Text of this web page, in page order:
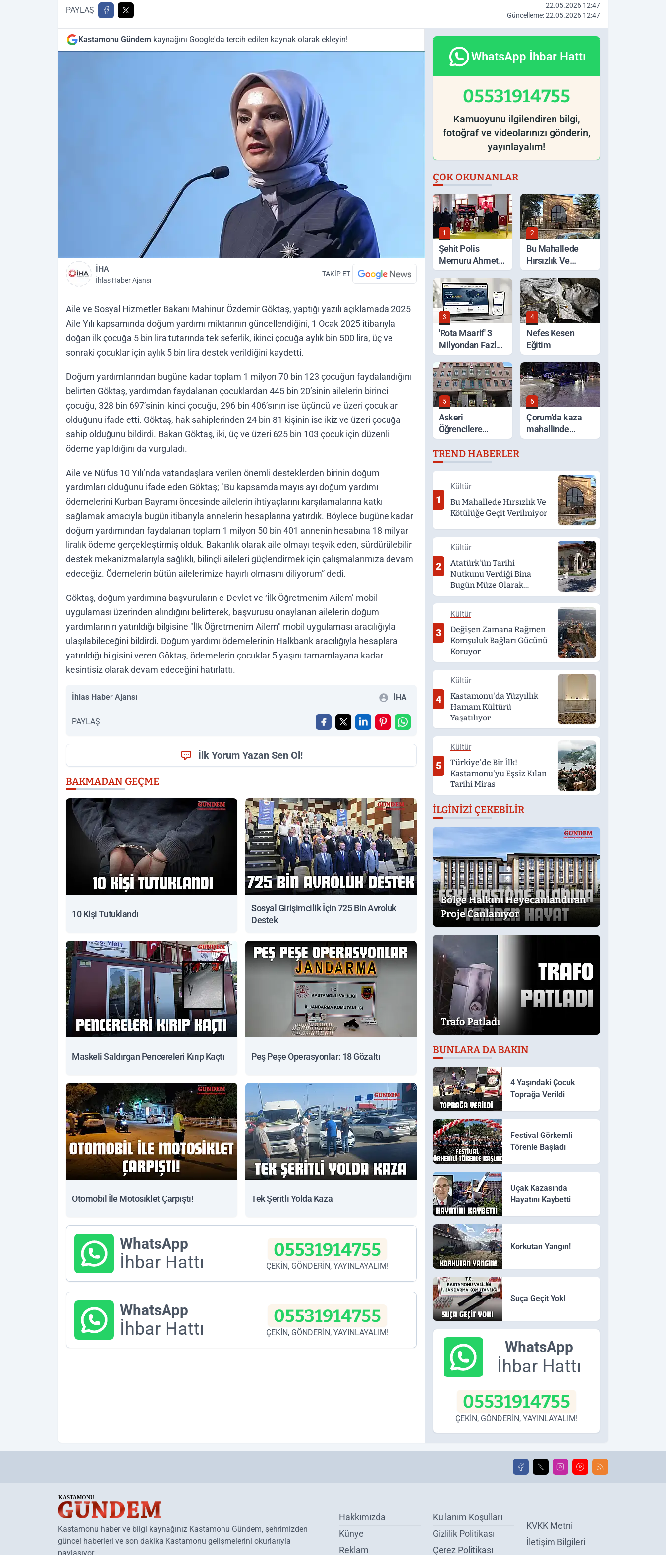
PAYLAŞ
22.05.2026 12:47
Güncelleme: 22.05.2026 12:47
Kastamonu Gündem kaynağını Google'da tercih edilen kaynak olarak ekleyin!
İHA
İhlas Haber Ajansı
TAKİP ET
Aile ve Sosyal Hizmetler Bakanı Mahinur Özdemir Göktaş, yaptığı yazılı açıklamada 2025
Aile Yılı kapsamında doğum yardımı miktarının güncellendiğini, 1 Ocak 2025 itibarıyla
doğan ilk çocuğa 5 bin lira tutarında tek seferlik, ikinci çocuğa aylık bin 500 lira, üç ve
sonraki çocuklar için aylık 5 bin lira destek verildiğini kaydetti.
Doğum yardımlarından bugüne kadar toplam 1 milyon 70 bin 123 çocuğun faydalandığını
belirten Göktaş, yardımdan faydalanan çocuklardan 445 bin 20’sinin ailelerin birinci
çocuğu, 328 bin 697’sinin ikinci çocuğu, 296 bin 406’sının ise üçüncü ve üzeri çocuklar
olduğunu ifade etti. Göktaş, hak sahiplerinden 24 bin 81 kişinin ise ikiz ve üzeri çocuğa
sahip olduğunu bildirdi. Bakan Göktaş, iki, üç ve üzeri 625 bin 103 çocuk için düzenli
ödeme yapıldığını da vurguladı.
Aile ve Nüfus 10 Yılı’nda vatandaşlara verilen önemli desteklerden birinin doğum
yardımları olduğunu ifade eden Göktaş; "Bu kapsamda mayıs ayı doğum yardımı
ödemelerini Kurban Bayramı öncesinde ailelerin ihtiyaçlarını karşılamalarına katkı
sağlamak amacıyla bugün itibarıyla annelerin hesaplarına yatırdık. Böylece bugüne kadar
doğum yardımından faydalanan toplam 1 milyon 50 bin 401 annenin hesabına 18 milyar
liralık ödeme gerçekleştirmiş olduk. Bakanlık olarak aile olmayı teşvik eden, sürdürülebilir
destek mekanizmalarıyla sağlıklı, bilinçli aileleri güçlendirmek için çalışmalarımıza devam
edeceğiz. Ödemelerin bütün ailelerimize hayırlı olmasını diliyorum” dedi.
Göktaş, doğum yardımına başvuruların e-Devlet ve ‘İlk Öğretmenim Ailem’ mobil
uygulaması üzerinden alındığını belirterek, başvurusu onaylanan ailelerin doğum
yardımlarının yatırıldığı bilgisine "İlk Öğretmenim Ailem" mobil uygulaması aracılığıyla
ulaşılabileceğini bildirdi. Doğum yardımı ödemelerinin Halkbank aracılığıyla hesaplara
yatırıldığı bilgisini veren Göktaş, ödemelerin çocuklar 5 yaşını tamamlayana kadar
kesintisiz olarak devam edeceğini hatırlattı.
İhlas Haber Ajansı İHA
PAYLAŞ
İlk Yorum Yazan Sen Ol!
BAKMADAN GEÇME
10 Kişi Tutuklandı
Sosyal Girişimcilik İçin 725 Bin Avroluk
Destek
Maskeli Saldırgan Pencereleri Kırıp Kaçtı Peş Peşe Operasyonlar: 18 Gözaltı
Otomobil İle Motosiklet Çarpıştı! Tek Şeritli Yolda Kaza
WhatsApp
İhbar Hattı
05531914755
ÇEKİN, GÖNDERİN, YAYINLAYALIM!
WhatsApp
İhbar Hattı
05531914755
ÇEKİN, GÖNDERİN, YAYINLAYALIM!
WhatsApp İhbar Hattı
05531914755
Kamuoyunu ilgilendiren bilgi,
fotoğraf ve videolarınızı gönderin,
yayınlayalım!
ÇOK OKUNANLAR
1
Şehit Polis
Memuru Ahmet
Şahan'a Vefa
2
Bu Mahallede
Hırsızlık Ve
Kötülüğe Geçit
Verilmiyor
3
'Rota Maarif' 3
Milyondan Fazla
Ziyaret Edildi
4
Nefes Kesen
Eğitim
5
Askeri
Öğrencilere
Sağlanacak
İmkanlar
Açıklandı
6
Çorum'da kaza
mahallinde
arbede: Yardım
sürücü tarafından
darp edildi
TREND HABERLER
1
Kültür
Bu Mahallede Hırsızlık Ve
Kötülüğe Geçit Verilmiyor
2
Kültür
Atatürk'ün Tarihi
Nutkunu Verdiği Bina
Bugün Müze Olarak
Hizmet Veriyor
3
Kültür
Değişen Zamana Rağmen
Komşuluk Bağları Gücünü
Koruyor
4
Kültür
Kastamonu'da Yüzyıllık
Hamam Kültürü
Yaşatılıyor
5
Kültür
Türkiye'de Bir İlk!
Kastamonu'yu Eşsiz Kılan
Tarihi Miras
İLGINIZI ÇEKEBILIR
Bölge Halkını Heyecanlandıran
Proje Canlanıyor
Trafo Patladı
BUNLARA DA BAKIN
4 Yaşındaki Çocuk
Toprağa Verildi
Festival Görkemli
Törenle Başladı
Uçak Kazasında
Hayatını Kaybetti
Korkutan Yangın!
Suça Geçit Yok!
WhatsApp
İhbar Hattı
05531914755
ÇEKİN, GÖNDERİN, YAYINLAYALIM!
Kastamonu haber ve bilgi kaynağınız Kastamonu Gündem, şehrimizden
güncel haberleri ve son dakika Kastamonu gelişmelerini okurlarıyla
paylaşıyor.
Hakkımızda
Künye
Reklam
Kullanım Koşulları
Gizlilik Politikası
Çerez Politikası
KVKK Metni
İletişim Bilgileri